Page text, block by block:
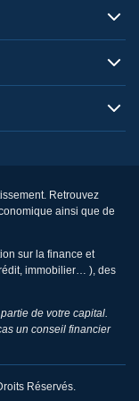
Retrouvez
ainsi que de
sur la finance et
immobilier… ), des
de votre capital.
un conseil financier
Réservés.